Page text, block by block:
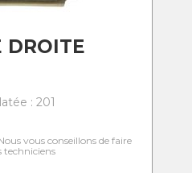
DROITE
: 201
vous conseillons de faire
techniciens